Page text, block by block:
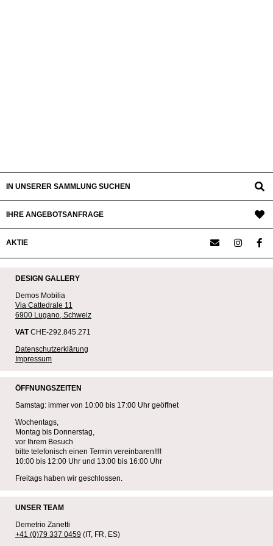
IN UNSERER SAMMLUNG SUCHEN
IHRE ANGEBOTSANFRAGE
AKTIE
DESIGN GALLERY
Demos Mobilia
Via Cattedrale 11
6900 Lugano, Schweiz
VATCHE-292.845.271
Datenschutzerklärung
Impressum
ÖFFNUNGSZEITEN
Samstag: immer von 10:00 bis 17:00 Uhr geöffnet
Wochentags,
Montag bis Donnerstag,
vor Ihrem Besuch
bitte telefonisch einen Termin vereinbaren!!!!
10:00 bis 12:00 Uhr und 13:00 bis 16:00 Uhr
Freitags haben wir geschlossen.
UNSER TEAM
Demetrio Zanetti
+41 (0)79 337 0459 (IT, FR, ES)